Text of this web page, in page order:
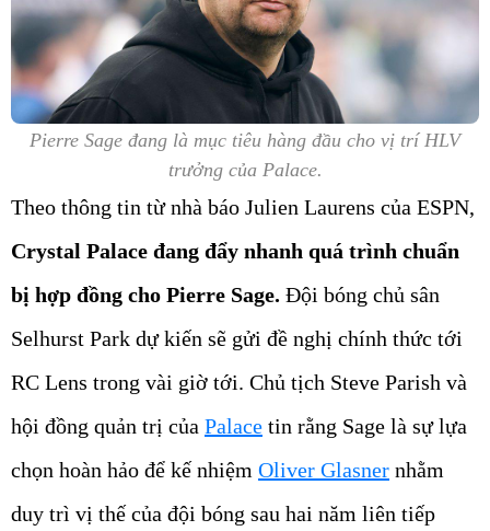
Pierre Sage đang là mục tiêu hàng đầu cho vị trí HLV
trưởng của Palace.
Theo thông tin từ nhà báo Julien Laurens của ESPN,
Crystal Palace đang đẩy nhanh quá trình chuẩn
bị hợp đồng cho Pierre Sage. Đội bóng chủ sân
Selhurst Park dự kiến sẽ gửi đề nghị chính thức tới
RC Lens trong vài giờ tới. Chủ tịch Steve Parish và
hội đồng quản trị của Palace tin rằng Sage là sự lựa
chọn hoàn hảo để kế nhiệm Oliver Glasner nhằm
duy trì vị thế của đội bóng sau hai năm liên tiếp